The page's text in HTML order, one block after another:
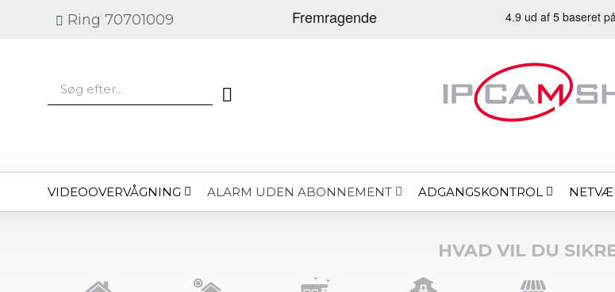
Ring 70701009
VIDEOOVERVÅGNING ALARM UDEN ABONNEMENT ADGANGSKONTROL
HVAD VIL DU